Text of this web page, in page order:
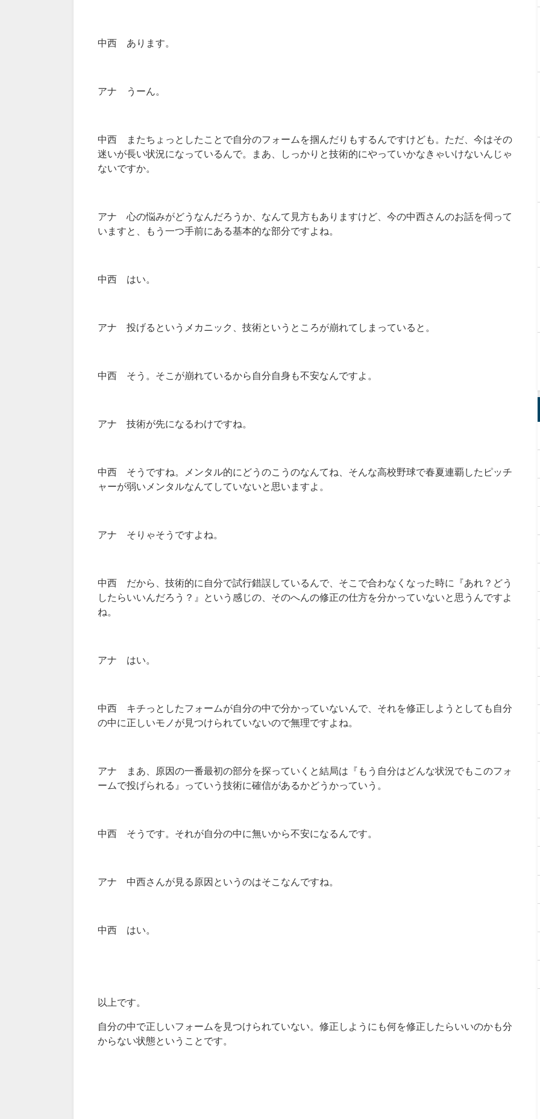
中西 あります。
アナ うーん。
中西 またちょっとしたことで自分のフォームを掴んだりもするんですけども。ただ、今はその
迷いが長い状況になっているんで。まあ、しっかりと技術的にやっていかなきゃいけないんじゃ
ないですか。
アナ 心の悩みがどうなんだろうか、なんて見方もありますけど、今の中西さんのお話を伺って
いますと、もう一つ手前にある基本的な部分ですよね。
中西 はい。
アナ 投げるというメカニック、技術というところが崩れてしまっていると。
中西 そう。そこが崩れているから自分自身も不安なんですよ。
アナ 技術が先になるわけですね。
中西 そうですね。メンタル的にどうのこうのなんてね、そんな高校野球で春夏連覇したピッチ
ャーが弱いメンタルなんてしていないと思いますよ。
アナ そりゃそうですよね。
中西 だから、技術的に自分で試行錯誤しているんで、そこで合わなくなった時に『あれ？どう
したらいいんだろう？』という感じの、そのへんの修正の仕方を分かっていないと思うんですよ
ね。
アナ はい。
中西 キチっとしたフォームが自分の中で分かっていないんで、それを修正しようとしても自分
の中に正しいモノが見つけられていないので無理ですよね。
アナ まあ、原因の一番最初の部分を探っていくと結局は『もう自分はどんな状況でもこのフォ
ームで投げられる』っていう技術に確信があるかどうかっていう。
中西 そうです。それが自分の中に無いから不安になるんです。
アナ 中西さんが見る原因というのはそこなんですね。
中西 はい。
以上です。
自分の中で正しいフォームを見つけられていない。修正しようにも何を修正したらいいのかも分
からない状態ということです。